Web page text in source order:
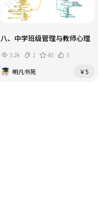
八、中学班级管理与教师心理
3.2k 1 40
3
明凡书苑
￥5